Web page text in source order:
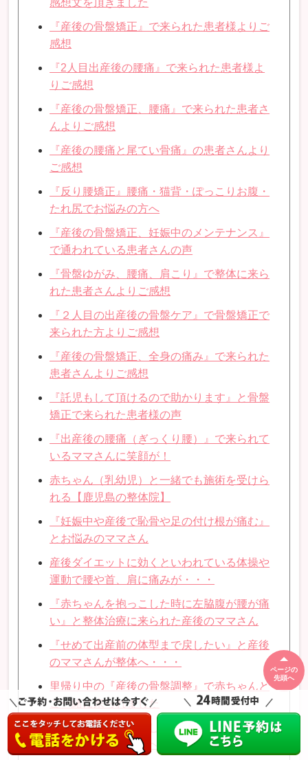
感想文を頂きました
『産後の骨盤矯正』で来られた患者様よりご
感想
『2人目出産後の腰痛』で来られた患者様よ
りご感想
『産後の骨盤矯正、腰痛』で来られた患者さ
んよりご感想
『産後の腰痛と尾てい骨痛』の患者さんより
ご感想
『反り腰矯正』腰痛・猫背・ぽっこりお腹・
たれ尻でお悩みの方へ
『産後の骨盤矯正、妊娠中のメンテナンス』
で通われている患者さんの声
『骨盤ゆがみ、腰痛、肩こり』で整体に来ら
れた患者さんよりご感想
『２人目の出産後の骨盤ケア』で骨盤矯正で
来られた方よりご感想
『産後の骨盤矯正、全身の痛み』で来られた
患者さんよりご感想
『託児もして頂けるので助かります』と骨盤
矯正で来られた患者様の声
『出産後の腰痛（ぎっくり腰）』で来られて
いるママさんに笑顔が！
赤ちゃん（乳幼児）と一緒でも施術を受けら
れる【鹿児島の整体院】
『妊娠中や産後で恥骨や足の付け根が痛む』
とお悩みのママさん
産後ダイエットに効くといわれている体操や
運動で腰や首、肩に痛みが・・・
『赤ちゃんを抱っこした時に左脇腹が腰が痛
い』と整体治療に来られた産後のママさん
『せめて出産前の体型まで戻したい』と産後
のママさんが整体へ・・・
里帰り中の『産後の骨盤調整』で赤ちゃんと
ご一緒に来られました
『赤ちゃんを抱っこしすぎて肩が重い』と重
度の肩こりママさんへのアドバイス
ページの
先頭へ